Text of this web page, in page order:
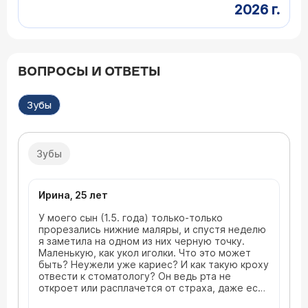
2026 г.
ВОПРОСЫ И ОТВЕТЫ
Зубы
Зубы
Ирина, 25 лет
У моего сын (1.5. года) только-только
прорезались нижние маляры, и спустя неделю
я заметила на одном из них черную точку.
Маленькую, как укол иголки. Что это может
быть? Неужели уже кариес? И как такую кроху
отвести к стоматологу? Он ведь рта не
откроет или расплачется от страха, даже если